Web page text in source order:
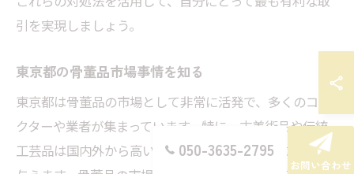
引を実現しましょう。
東京都の骨董品市場事情を知る
東京都は骨董品の市場として非常に活発で、多くのコレ
クターや業者が集まっています。特に、古美術品や伝統
工芸品は国内外から高い需要があり、買取価格に影響を
050-3635-2795
お問い合わせ